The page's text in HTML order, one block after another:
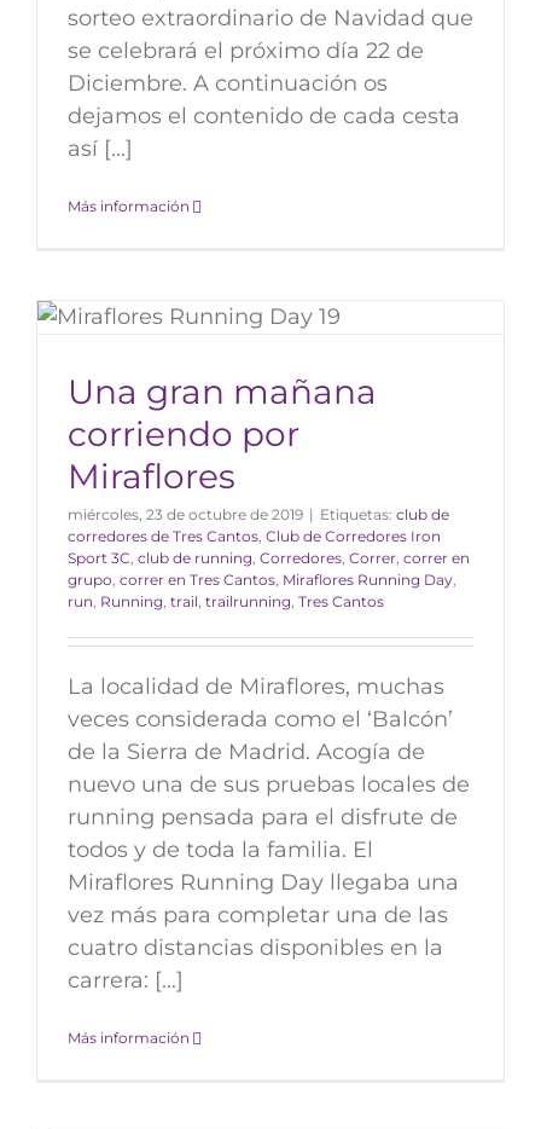
sorteo extraordinario de Navidad que
se celebrará el próximo día 22 de
Diciembre. A continuación os
dejamos el contenido de cada cesta
así [...]
Más información
Una gran mañana
corriendo por
Miraflores
miércoles, 23 de octubre de 2019 | Etiquetas: club de
corredores de Tres Cantos, Club de Corredores Iron
Sport 3C, club de running, Corredores, Correr, correr en
grupo, correr en Tres Cantos, Miraflores Running Day,
run, Running, trail, trailrunning, Tres Cantos
La localidad de Miraflores, muchas
veces considerada como el ‘Balcón’
de la Sierra de Madrid. Acogía de
nuevo una de sus pruebas locales de
running pensada para el disfrute de
todos y de toda la familia. El
Miraflores Running Day llegaba una
vez más para completar una de las
cuatro distancias disponibles en la
carrera: [...]
Más información